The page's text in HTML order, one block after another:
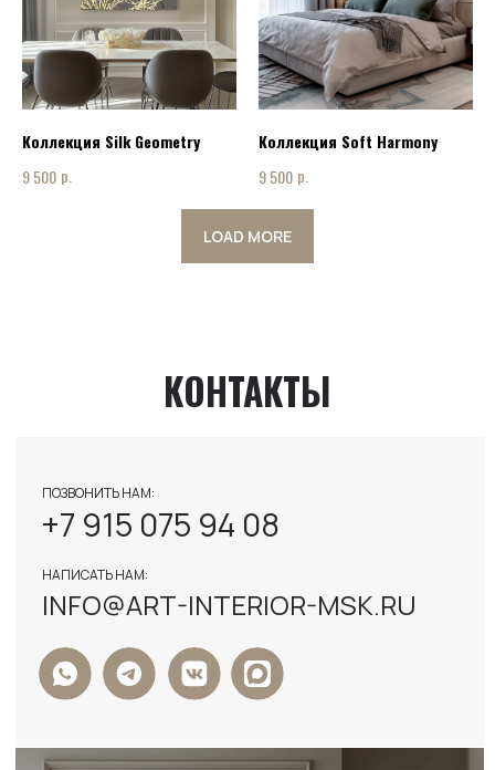
Коллекция Silk Geometry
9 500 р.
Коллекция Soft Harmony
9 500 р.
LOAD MORE
ФОРМА ОБРАТНОЙ СВЯЗИ
+7 915 075 94 08
ПОЗВОНИТЬ НАМ:
INFO@ART-INTERIOR-MSK.RU
НАПИСАТЬ НАМ: